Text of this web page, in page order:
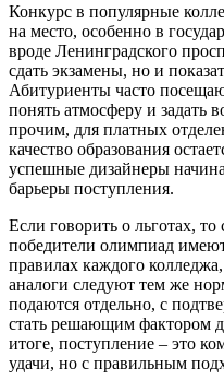
Конкурс в популярные
на место, особенно в
вроде Ленинградского
сдать экзамены, но и
Абитуриенты часто
понять атмосферу и задать
прочим, для платных
качество образования
успешные дизайнеры
барьеры поступления.
Если говорить о льготах,
победители олимпиад
правилах каждого
аналоги следуют тем же
подаются отдельно, с
стать решающим фактором
итоге, поступление – это
удачи, но с правильным